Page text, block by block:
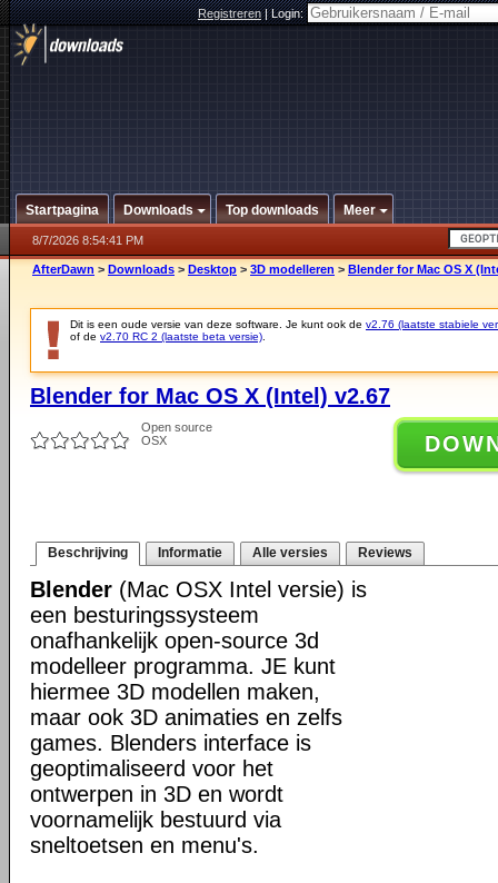
Registreren|Login:
Startpagina Downloads Top downloads Meer
8/7/2026 8:54:41 PM
AfterDawn > Downloads > Desktop > 3D modelleren > Blender for Mac OS X
Dit is een oude versie van deze software. Je kunt ook de v2.76 (laatste stabiele
of de v2.70 RC 2 (laatste beta versie)
Blender for Mac OS X (Intel) v2.67
Open source
OSX
Beschrijving Informatie Alle versies Reviews
Blender (Mac OSX Intel versie) is
een besturingssysteem
onafhankelijk open-source 3d
modelleer programma. JE kunt
hiermee 3D modellen maken,
maar ook 3D animaties en zelfs
games. Blenders interface is
geoptimaliseerd voor het
ontwerpen in 3D en wordt
voornamelijk bestuurd via
sneltoetsen en menu's.